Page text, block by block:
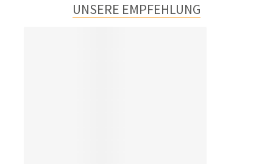
UNSERE EMPFEHLUNG